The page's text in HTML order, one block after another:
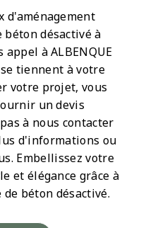
d'aménagement
béton désactivé à
à ALBENQUE
se tiennent à votre
votre projet, vous
un devis
à nous contacter
d'informations ou
Embellissez votre
et élégance grâce à
béton désactivé.